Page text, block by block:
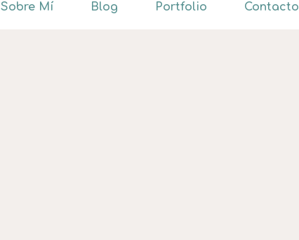
Sobre Mí Blog Portfolio Contacto